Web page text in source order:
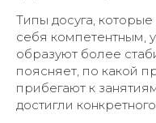
Типы досуга,
себя компетентным,
образуют более
поясняет, по какой
прибегают к
достигли